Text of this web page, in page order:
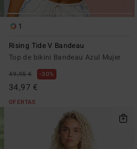
1
Rising Tide V Bandeau
Top de bikini Bandeau Azul Mujer
49,95 € 30%
34,97 €
OFERTAS